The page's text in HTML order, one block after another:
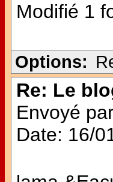
Modifié 1
Options:
Re: Le
Envoyé
Date: 16/